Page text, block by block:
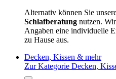
Alternativ können Sie
Schlafberatung nutzen.
Angaben eine individuelle
zu Hause aus.
Decken, Kissen & mehr
Zur Kategorie Decken,